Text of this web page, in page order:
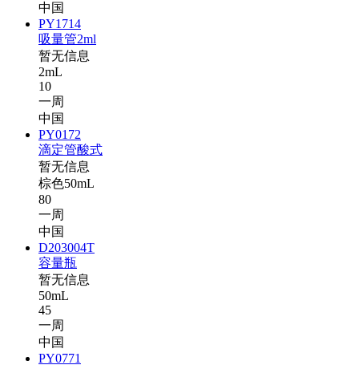
中国
PY1714
吸量管2ml
暂无信息
2mL
10
一周
中国
PY0172
滴定管酸式
暂无信息
棕色50mL
80
一周
中国
D203004T
容量瓶
暂无信息
50mL
45
一周
中国
PY0771